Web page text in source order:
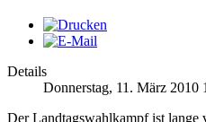
Details
Donnerstag, 11. März 2010
Der Landtagswahlkampf ist lange